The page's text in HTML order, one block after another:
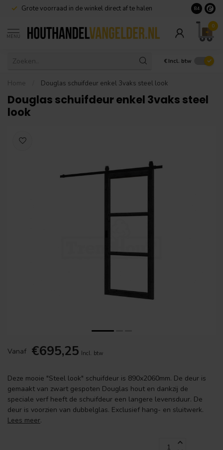
Grote voorraad in de winkel direct af te halen 8.4
MENU
0
€ Incl. btw
Home Douglas schuifdeur enkel 3vaks steel look
Douglas schuifdeur enkel 3vaks steel
look
Vanaf €695,25 Incl. btw
Deze mooie "Steel look" schuifdeur is 890x2060mm. De deur is
gemaakt van zwart gespoten Douglas hout en dankzij de
speciale verf heeft de schuifdeur een langere levensduur. De
deur is voorzien van dubbelglas. Exclusief hang- en sluitwerk.
Lees meer.